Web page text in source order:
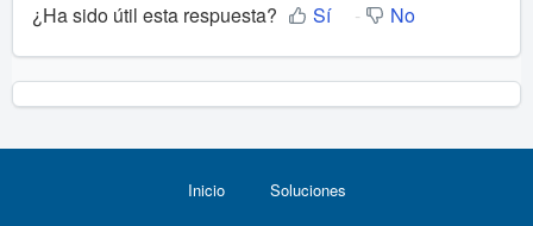
¿Ha sido útil esta respuesta? Sí No
Inicio Soluciones